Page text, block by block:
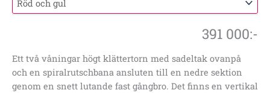
391 000:-
Ett två våningar högt klättertorn med sadeltak ovanpå
och en spiralrutschbana ansluten till en nedre sektion
genom en snett lutande fast gångbro. Det finns en vertikal